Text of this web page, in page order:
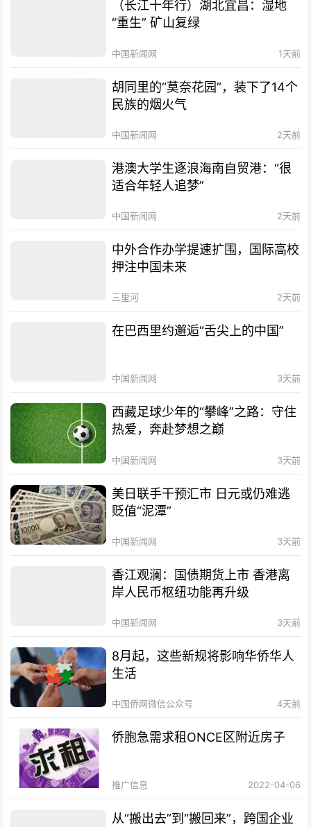
（长江十年行）湖北宜昌：湿地
“重生” 矿山复绿
中国新闻网 1天前
胡同里的“莫奈花园”，装下了14个
民族的烟火气
中国新闻网 2天前
港澳大学生逐浪海南自贸港：“很
适合年轻人追梦”
中国新闻网 2天前
中外合作办学提速扩围，国际高校
押注中国未来
三里河 2天前
在巴西里约邂逅“舌尖上的中国”
中国新闻网 3天前
西藏足球少年的“攀峰”之路：守住
热爱，奔赴梦想之巅
中国新闻网 3天前
美日联手干预汇市 日元或仍难逃
贬值“泥潭”
中国新闻网 3天前
香江观澜：国债期货上市 香港离
岸人民币枢纽功能再升级
中国新闻网 3天前
8月起，这些新规将影响华侨华人
生活
中国侨网微信公众号 4天前
侨胞急需求租ONCE区附近房子
推广信息 2022-04-06
从“搬出去”到“搬回来”，跨国企业